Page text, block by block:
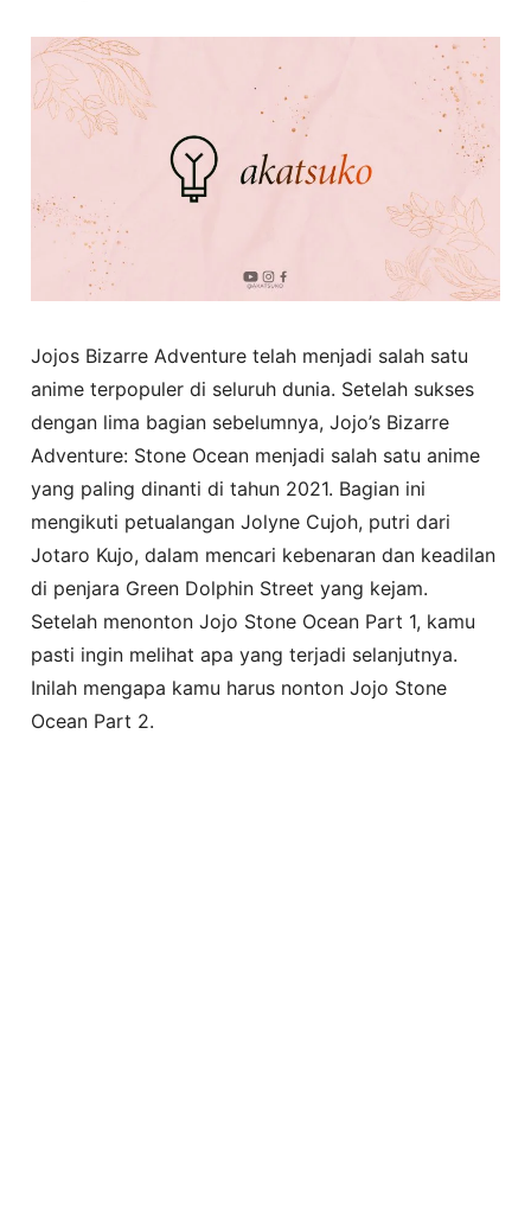
Jojos Bizarre Adventure telah menjadi salah satu
anime terpopuler di seluruh dunia. Setelah sukses
dengan lima bagian sebelumnya, Jojo’s Bizarre
Adventure: Stone Ocean menjadi salah satu anime
yang paling dinanti di tahun 2021. Bagian ini
mengikuti petualangan Jolyne Cujoh, putri dari
Jotaro Kujo, dalam mencari kebenaran dan keadilan
di penjara Green Dolphin Street yang kejam.
Setelah menonton Jojo Stone Ocean Part 1, kamu
pasti ingin melihat apa yang terjadi selanjutnya.
Inilah mengapa kamu harus nonton Jojo Stone
Ocean Part 2.